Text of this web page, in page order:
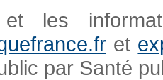
les
et
par Santé